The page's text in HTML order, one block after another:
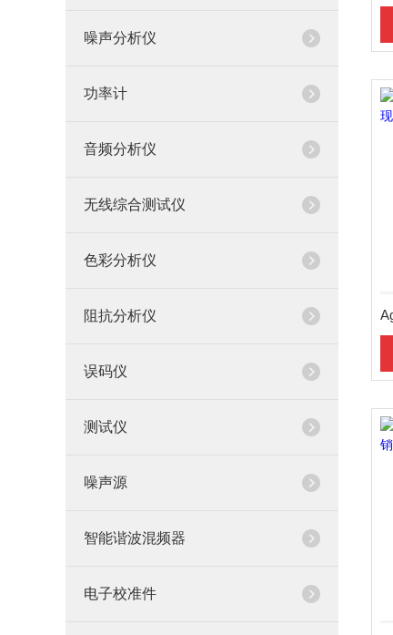
噪声分析仪
功率计
音频分析仪
无线综合测试仪
色彩分析仪
阻抗分析仪
误码仪
测试仪
噪声源
智能谐波混频器
电子校准件